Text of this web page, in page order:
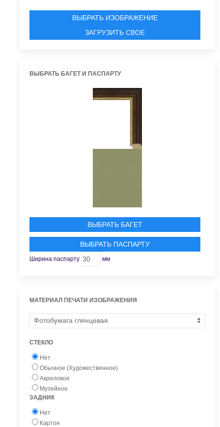
ВЫБРАТЬ ИЗОБРАЖЕНИЕ
ЗАГРУЗИТЬ СВОЕ
ВЫБРАТЬ БАГЕТ И ПАСПАРТУ
ВЫБРАТЬ БАГЕТ
ВЫБРАТЬ ПАСПАРТУ
Ширина паспарту мм
МАТЕРИАЛ ПЕЧАТИ ИЗОБРАЖЕНИЯ
СТЕКЛО
Нет
Обычное (Художественное)
Акриловое
Музейное
ЗАДНИК
Нет
Картон